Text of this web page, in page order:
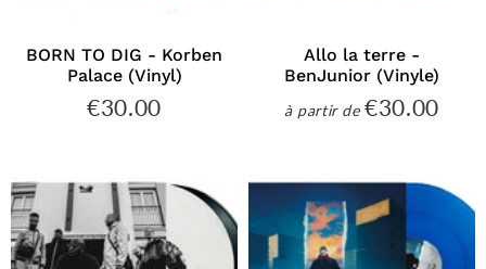
BORN TO DIG - Korben
Palace (Vinyl)
Prix
€30.00
Allo la terre -
BenJunior (Vinyle)
à partir dePrix
€30.00